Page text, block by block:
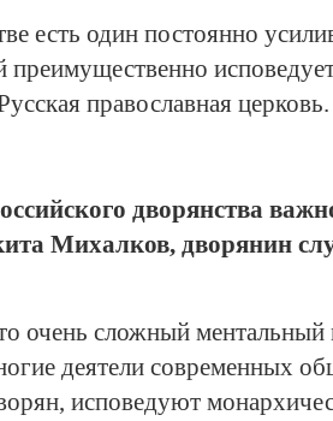
есть один постоянно
преимущественно
православная церковь.
дворянства
Михалков, дворянин
очень сложный
деятели современных
исповедуют